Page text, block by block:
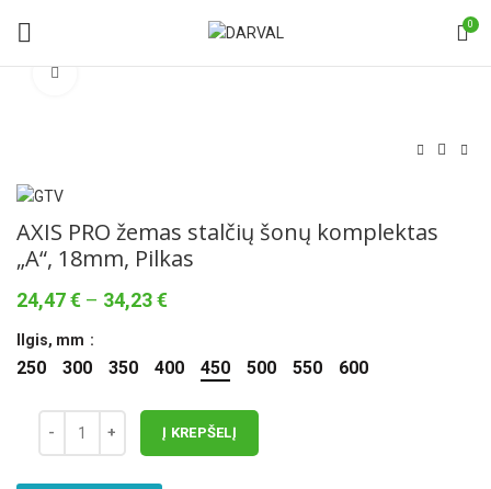
0
AXIS PRO žemas stalčių šonų komplektas
„A“, 18mm, Pilkas
24,47€ – 34,23€Price
through
Ilgis, mm
250 300 350 400 450 500 550 600
Į KREPŠELĮ